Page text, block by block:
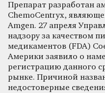
Препарат разработан
ChemoCentryx,
Amgen. 27 апреля
надзору за качеством
медикаментов (FDA)
Америки заявило о
регистрацию данного
рынке. Причиной
недостоверные